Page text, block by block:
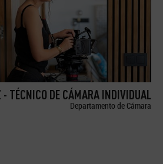
- TÉCNICO DE CÁMARA INDIVIDUAL
Departamento de Cámara